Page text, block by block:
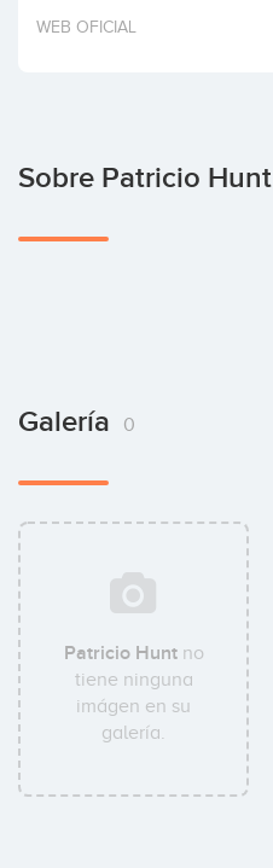
Invertir
WEB OFICIAL
Sobre Patricio Hunt
Galería 0
Patricio Huntno
tiene ninguna
imágen en su
galería.